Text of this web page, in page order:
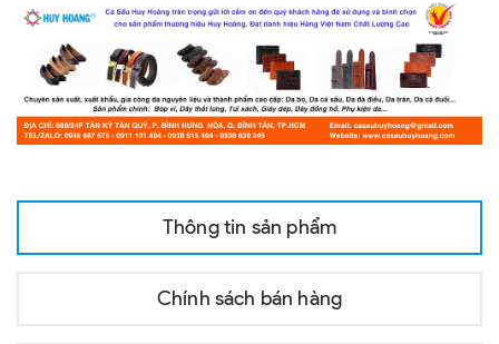
Thông tin sản phẩm
Chính sách bán hàng